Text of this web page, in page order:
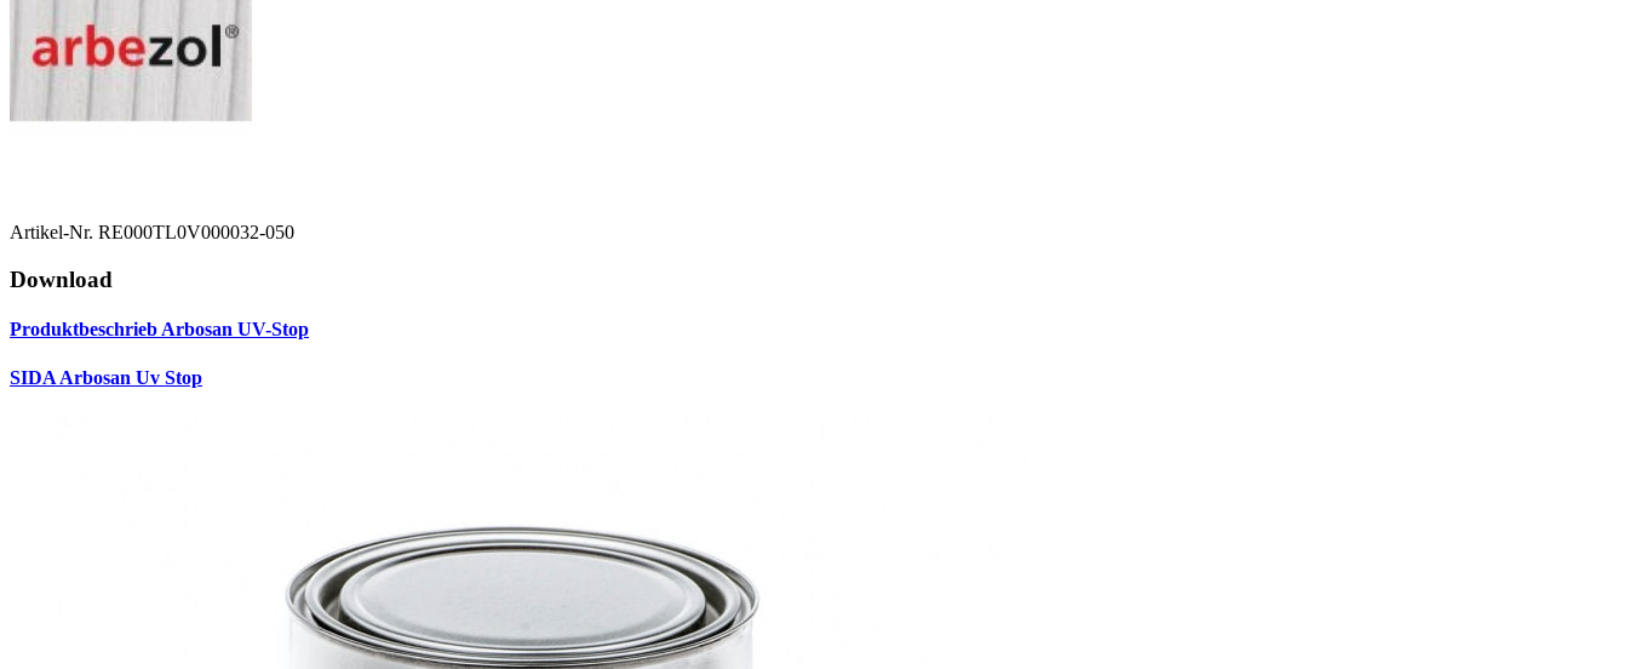
Artikel-Nr. RE000TL0V000032-050
Download
Produktbeschrieb Arbosan UV-Stop
SIDA Arbosan Uv Stop